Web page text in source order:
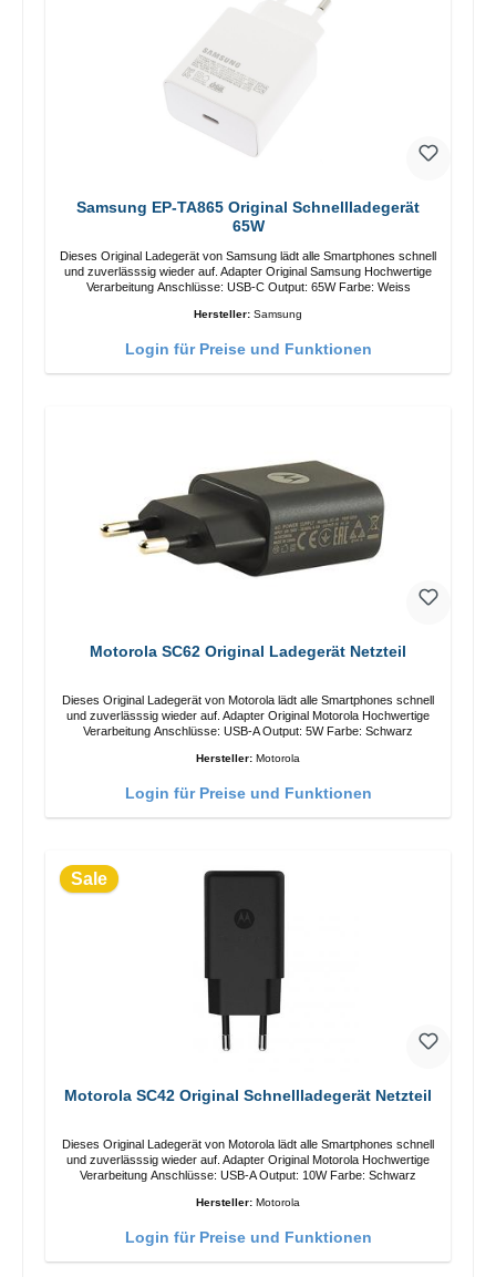
Samsung EP-TA865 Original Schnellladegerät
65W
Dieses Original Ladegerät von Samsung lädt alle Smartphones schnell
und zuverlässsig wieder auf. Adapter Original Samsung Hochwertige
Verarbeitung Anschlüsse: USB-C Output: 65W Farbe: Weiss
Hersteller: Samsung
Login für Preise und Funktionen
Motorola SC62 Original Ladegerät Netzteil
Dieses Original Ladegerät von Motorola lädt alle Smartphones schnell
und zuverlässsig wieder auf. Adapter Original Motorola Hochwertige
Verarbeitung Anschlüsse: USB-A Output: 5W Farbe: Schwarz
Hersteller: Motorola
Login für Preise und Funktionen
Sale
Motorola SC42 Original Schnellladegerät Netzteil
Dieses Original Ladegerät von Motorola lädt alle Smartphones schnell
und zuverlässsig wieder auf. Adapter Original Motorola Hochwertige
Verarbeitung Anschlüsse: USB-A Output: 10W Farbe: Schwarz
Hersteller: Motorola
Login für Preise und Funktionen